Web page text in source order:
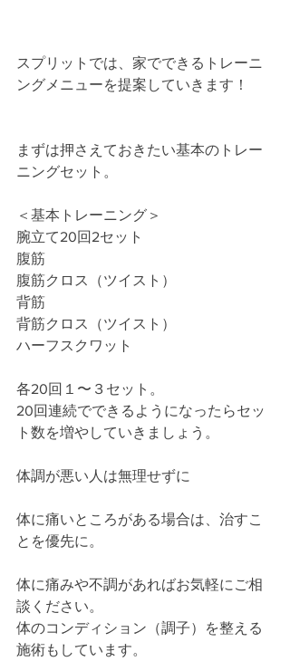
スプリットでは、家でできるトレーニ
ングメニューを提案していきます！
まずは押さえておきたい基本のトレー
ニングセット。
＜基本トレーニング＞
腕立て20回2セット
腹筋
腹筋クロス（ツイスト）
背筋
背筋クロス（ツイスト）
ハーフスクワット
各20回１〜３セット。
20回連続でできるようになったらセッ
ト数を増やしていきましょう。
体調が悪い人は無理せずに
体に痛いところがある場合は、治すこ
とを優先に。
体に痛みや不調があればお気軽にご相
談ください。
体のコンディション（調子）を整える
施術もしています。